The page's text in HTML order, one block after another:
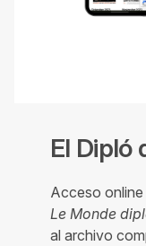
El Dipló
Acceso online
Le Monde
al archivo